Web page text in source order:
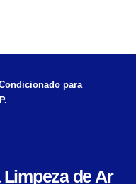
para
de Ar